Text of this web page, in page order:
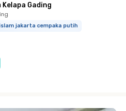
Gading
jakarta cempaka putih